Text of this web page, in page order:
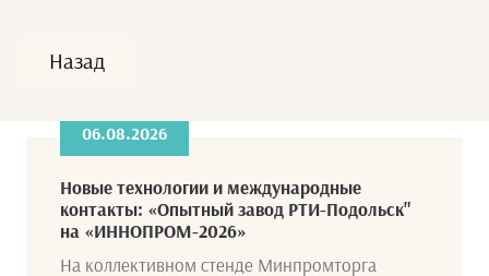
Назад
06.08.2026
Новые технологии и международные
контакты: «Опытный завод РТИ-Подольск"
на «ИННОПРОМ-2026»
На коллективном стенде Минпромторга